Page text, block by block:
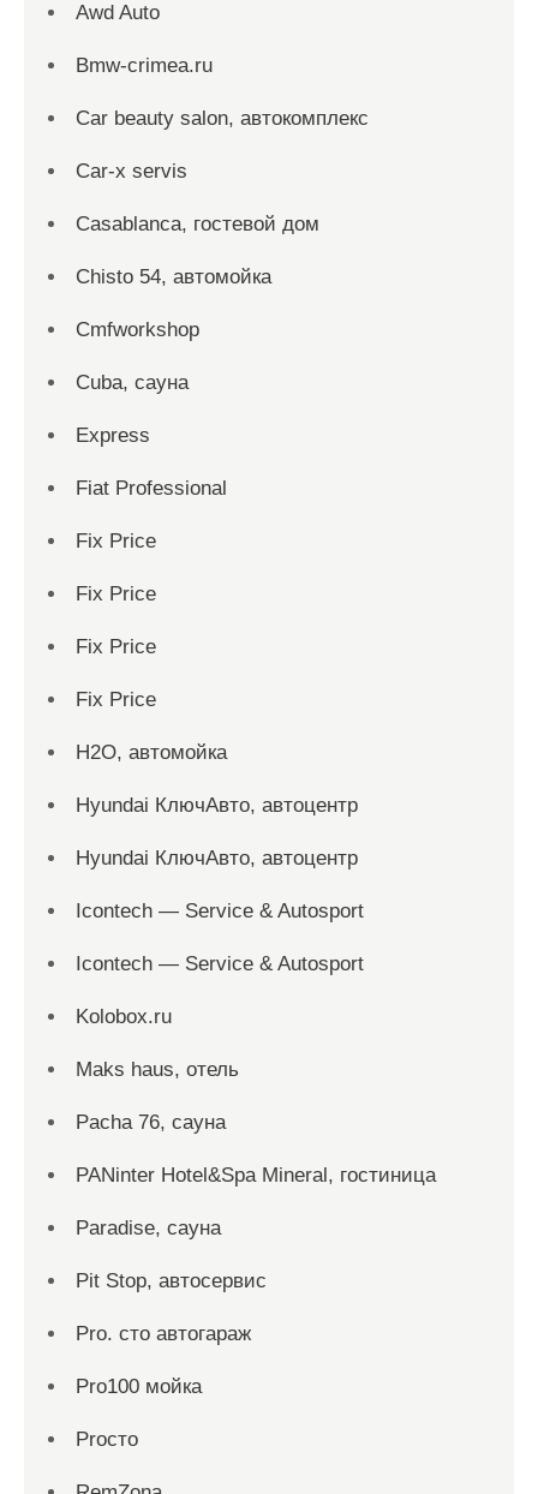
Awd Auto
Bmw-crimea.ru
Car beauty salon, автокомплекс
Car-x servis
Casablanca, гостевой дом
Chisto 54, автомойка
Cmfworkshop
Cuba, сауна
Express
Fiat Professional
Fix Price
Fix Price
Fix Price
Fix Price
H2O, автомойка
Hyundai КлючАвто, автоцентр
Hyundai КлючАвто, автоцентр
Icontech — Service & Autosport
Icontech — Service & Autosport
Kolobox.ru
Maks haus, отель
Pacha 76, сауна
PANinter Hotel&Spa Mineral, гостиница
Paradise, сауна
Pit Stop, автосервис
Pro. cтo автогараж
Pro100 мойка
Proсто